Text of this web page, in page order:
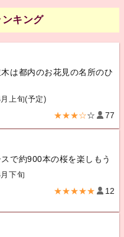
キング
は都内のお花見の名所のひ
上旬(予定)
★★★☆☆ 77
で約900本の桜を楽しもう
下旬
★★★★★ 12